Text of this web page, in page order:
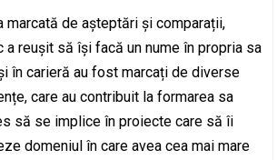
marcată de așteptări și comparații,
a reușit să își facă un nume în propria sa
în carieră au fost marcați de diverse
care au contribuit la formarea sa
să se implice în proiecte care să îi
domeniul în care avea cea mai mare